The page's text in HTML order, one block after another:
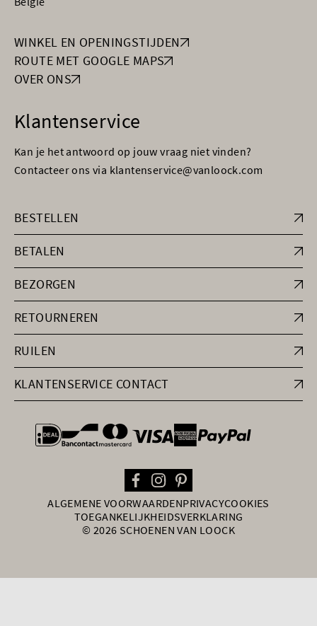
WINKEL EN OPENINGSTIJDEN
ROUTE MET GOOGLE MAPS
OVER ONS
Klantenservice
Kan je het antwoord op jouw vraag niet vinden?
Contacteer ons via klantenservice@vanloock.com
BESTELLEN
BETALEN
BEZORGEN
RETOURNEREN
RUILEN
KLANTENSERVICE CONTACT
general.paymentOptions
ALGEMENE VOORWAARDENPRIVACYCOOKIES
TOEGANKELIJKHEIDSVERKLARING
© 2026 SCHOENEN VAN LOOCK